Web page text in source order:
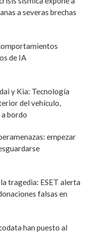
a severas brechas
de IA
y Kia: Tecnología
del vehículo,
bordo
empezar
tragedia: ESET alerta
falsas en
han puesto al